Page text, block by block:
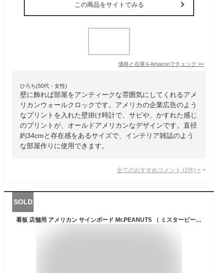
この商品をサイトでみる
価格と在庫をAmazonでチェック >>
ひろち(50代・女性)
壁に飾れば部屋をアンティークな雰囲気にしてくれるアメ
リカンウォールクロックです。アメリカの企業広告のよう
なプリントを入れた壁掛け時計で、サビや、かすれた感じ
のプリントが、オールドアメリカンなデザインです。直径
約34cmと存在感をあるサイズで、インテリア雑誌のよう
な部屋作りに使用できます。
全てのおすすめコメント (2件) >
SOLD
看板 店舗用 アメリカン サインボード Mr.PEANUTS （ ミスターピーナッツ ） おしゃれ カフェ メッセージ看板 キャラクター レトロ プラスチック看板 西海岸風 インテリア アメリカン雑貨